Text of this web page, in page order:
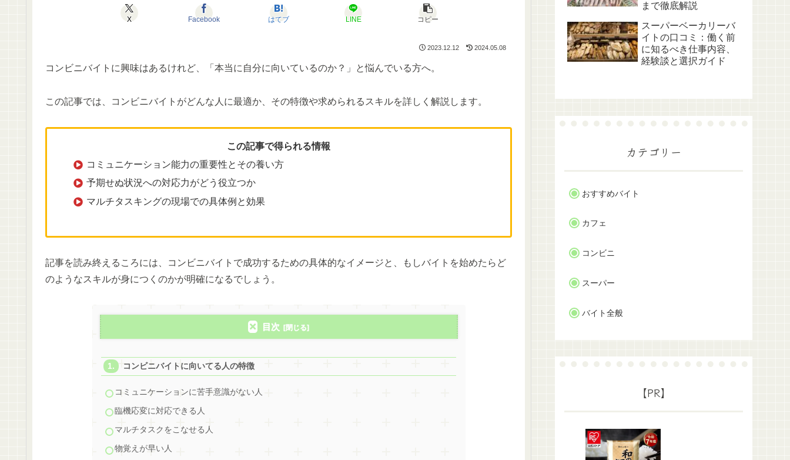
X Facebook はてブ LINE コピー
2023.12.12 2024.05.08
コンビニバイトに興味はあるけれど、「本当に自分に向いているのか？」と悩んでいる方へ。
この記事では、コンビニバイトがどんな人に最適か、その特徴や求められるスキルを詳しく解説します。
この記事で得られる情報
コミュニケーション能力の重要性とその養い方
予期せぬ状況への対応力がどう役立つか
マルチタスキングの現場での具体例と効果
記事を読み終えるころには、コンビニバイトで成功するための具体的なイメージと、もしバイトを始めたらど
のようなスキルが身につくのかが明確になるでしょう。
目次
コンビニバイトに向いてる人の特徴
コミュニケーションに苦手意識がない人
臨機応変に対応できる人
マルチタスクをこなせる人
物覚えが早い人
まで徹底解説
スーパーベーカリーバ
イトの口コミ：働く前
に知るべき仕事内容、
経験談と選択ガイド
カテゴリー
おすすめバイト
カフェ
コンビニ
スーパー
バイト全般
【PR】